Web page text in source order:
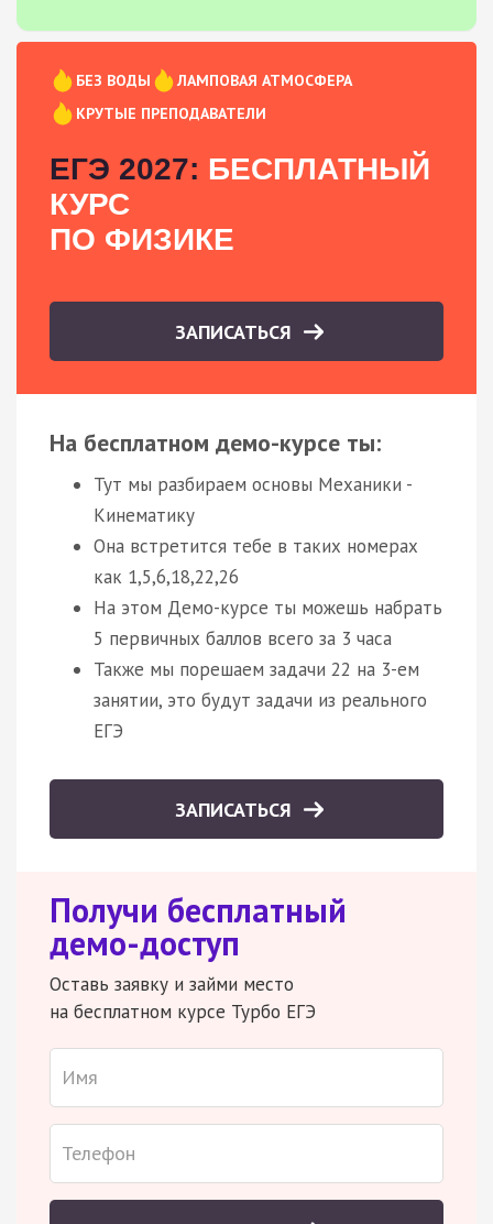
БЕЗ ВОДЫ
ЛАМПОВАЯ АТМОСФЕРА
КРУТЫЕ ПРЕПОДАВАТЕЛИ
ЕГЭ 2027: БЕСПЛАТНЫЙ
КУРС
ПО ФИЗИКЕ
ЗАПИСАТЬСЯ
На бесплатном демо-курсе ты:
Тут мы разбираем основы Механики -
Кинематику
Она встретится тебе в таких номерах
как 1,5,6,18,22,26
На этом Демо-курсе ты можешь набрать
5 первичных баллов всего за 3 часа
Также мы порешаем задачи 22 на 3-ем
занятии, это будут задачи из реального
ЕГЭ
ЗАПИСАТЬСЯ
Получи бесплатный
демо-доступ
Оставь заявку и займи место
на бесплатном курсе Турбо ЕГЭ